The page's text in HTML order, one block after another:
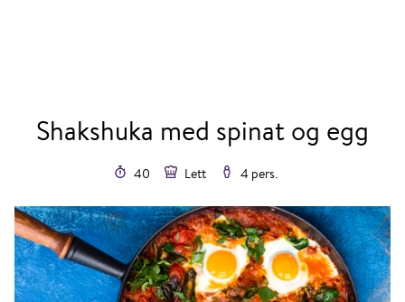
Shakshuka med spinat og egg
40 Lett 4 pers.